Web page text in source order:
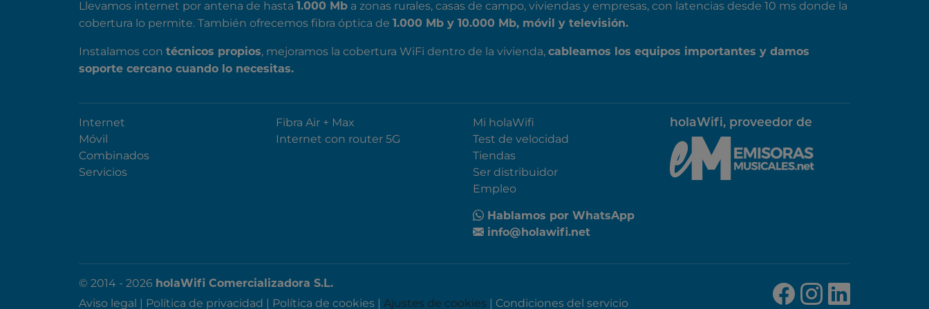
Llevamos internet por antena de hasta 1.000 Mb a zonas rurales, casas de campo, viviendas y empresas, con latencias desde 10 ms donde la
cobertura lo permite. También ofrecemos fibra óptica de
1.000 Mb y 10.000 Mb, móvil y televisión.
Instalamos con técnicos propios, mejoramos la cobertura WiFi dentro de la vivienda, cableamos los equipos importantes y damos
soporte cercano cuando lo necesitas.
Internet
Móvil
Combinados
Servicios
Fibra Air + Max
Internet con router 5G
Mi holaWifi
Test de velocidad
Tiendas
Ser distribuidor
Empleo
Hablamos por WhatsApp
info@holawifi.net
holaWifi, proveedor de
© 2014 - 2026 holaWifi Comercializadora S.L.
Aviso legal | Política de privacidad | Política de cookies | Ajustes de cookies | Condiciones del servicio